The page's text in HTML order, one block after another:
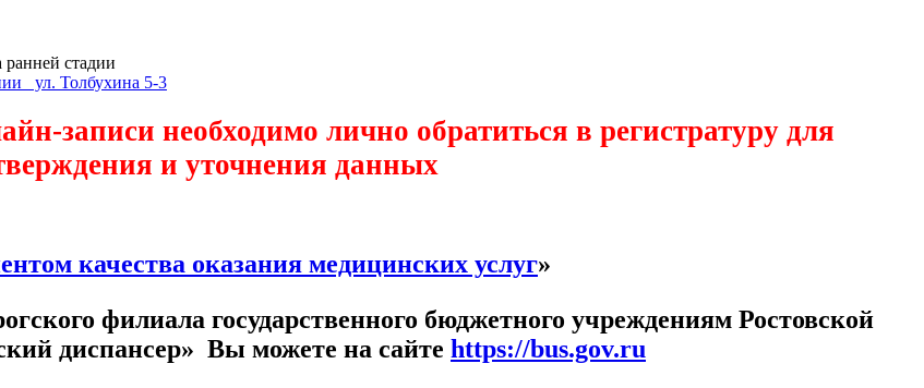
ранней стадии
ул. Толбухина 5-3
записи необходимо лично обратиться в регистратуру для
и уточнения данных
качества оказания медицинских услуг»
филиала государственного бюджетного учреждениям Ростовской
диспансер» Вы можете на сайте https://bus.gov.ru